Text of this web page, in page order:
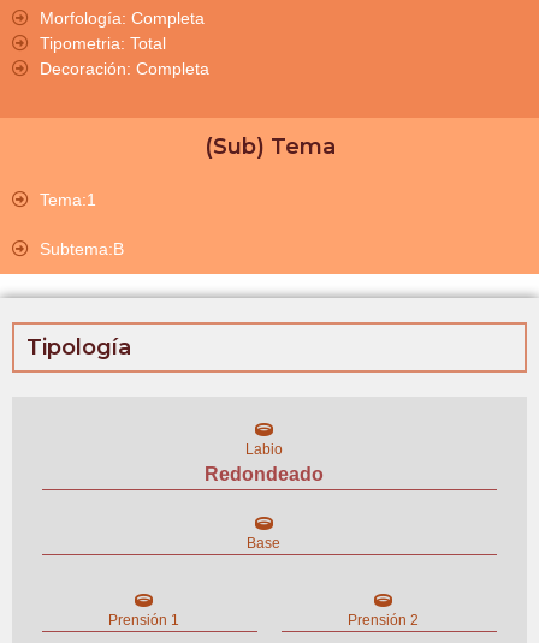
Morfología: Completa
Tipometria: Total
Decoración: Completa
(Sub) Tema
Tema:1
Subtema:B
Tipología
Labio
Redondeado
Base
Prensión 1 Prensión 2